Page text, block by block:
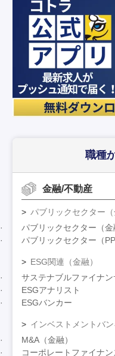
職種
金融/不動産
パブリックセクター（
パブリックセクター（金
パブリックセクター（
ESG関連（金融）
サステナブルファイナ
ESGアナリスト
ESGバンカー
インベストメントバ
M&A（金融）
コーポレートファイナン